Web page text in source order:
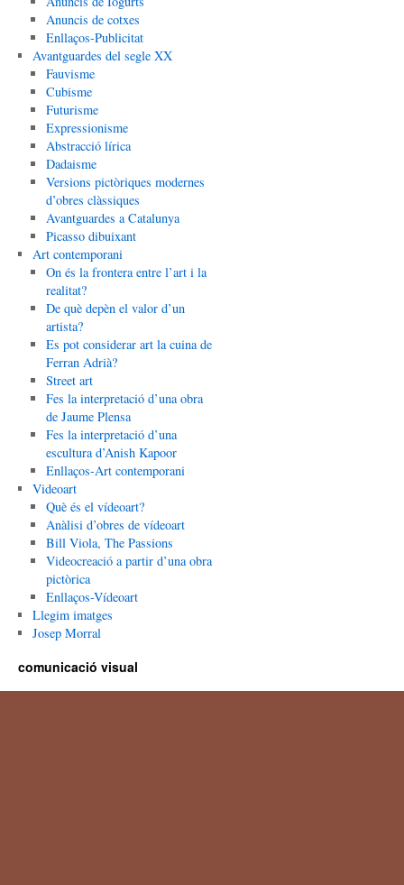
Anuncis de cotxes
Enllaços-Publicitat
Avantguardes del segle XX
Fauvisme
Cubisme
Futurisme
Expressionisme
Abstracció lírica
Dadaisme
Versions pictòriques modernes
d’obres clàssiques
Avantguardes a Catalunya
Picasso dibuixant
Art contemporani
On és la frontera entre l’art i la
realitat?
De què depèn el valor d’un
artista?
Es pot considerar art la cuina de
Ferran Adrià?
Street art
Fes la interpretació d’una obra
de Jaume Plensa
Fes la interpretació d’una
escultura d’Anish Kapoor
Enllaços-Art contemporani
Videoart
Què és el vídeoart?
Anàlisi d’obres de vídeoart
Bill Viola, The Passions
Videocreació a partir d’una obra
pictòrica
Enllaços-Vídeoart
Llegim imatges
Josep Morral
comunicació visual